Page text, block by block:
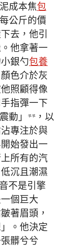
成本焦包
公斤的價
去，他引
他拿著一
銀勺包養
色介於灰
照顧得像
指彈一下
動」**，以
專注於與
始發出一
所有的汽
沉且潮濕
不是引擎
個巨大
著眉頭，
。他決定
髒兮兮